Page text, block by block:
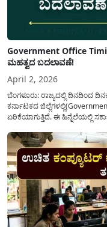
Government Office
ಮಹತ್ವದ ಬದಲಾವಣೆ!
April 2, 2026
ಬೆಂಗಳೂರು: ರಾಜ್ಯದಲ್ಲಿ ದಿನದಿಂದ
ಕರ್ನಾಟಕದ
ಏರಿಕೆಯಾಗುತ್ತಿದೆ. ಈ ಹಿನ್ನೆಲೆಯಲ್ಲಿ
ಮತ್ತು ಕಲ್ಯಾಣ ಕರ್ನಾಟಕದ ಒಟ್ಟು 9